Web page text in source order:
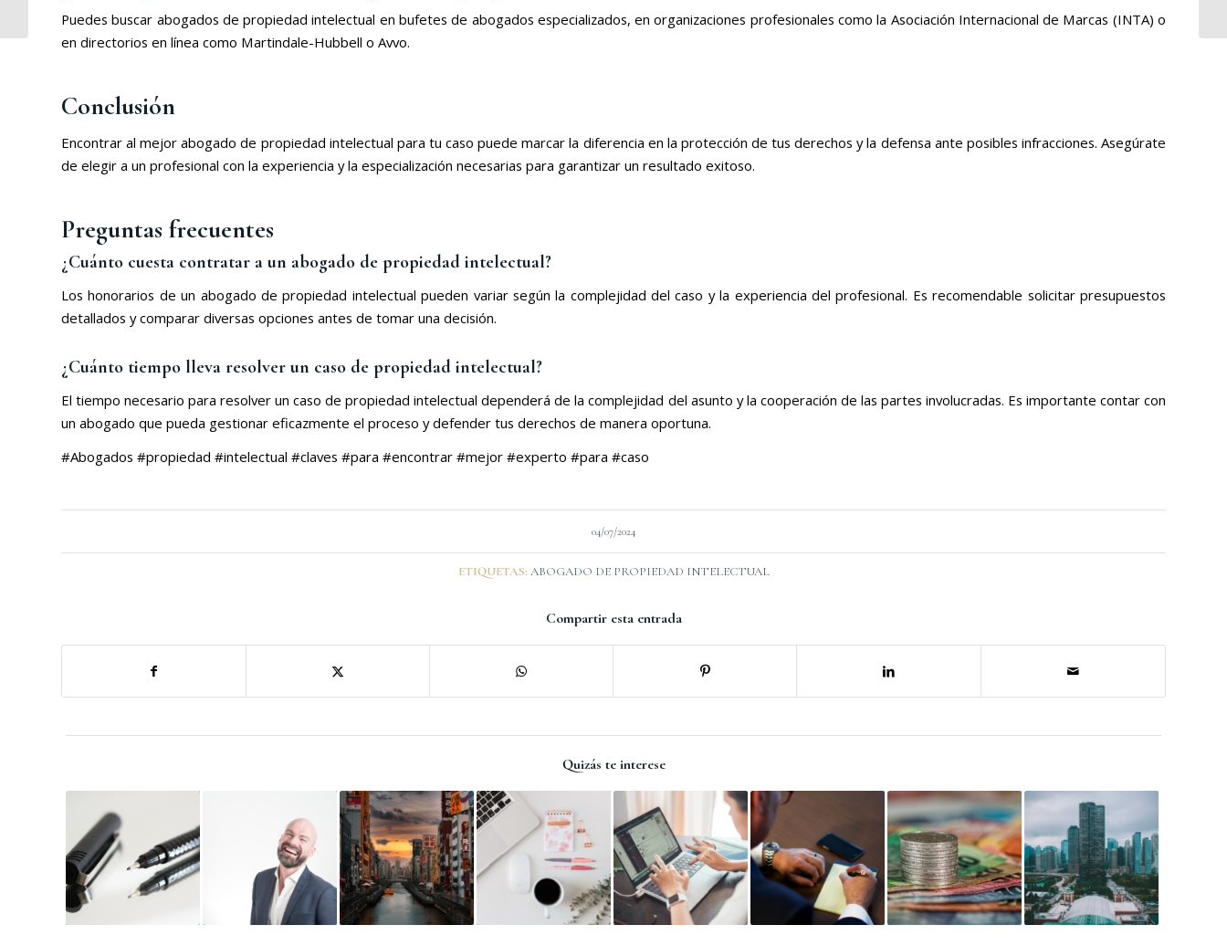
Puedes buscar abogados de propiedad intelectual en bufetes de abogados especializados, en organizaciones profesionales como la Asociación Internacional de Marcas (INTA) o
en directorios en línea como Martindale-Hubbell o Avvo.
Conclusión
Encontrar al mejor abogado de propiedad intelectual para tu caso puede marcar la diferencia en la protección de tus derechos y la defensa ante posibles infracciones. Asegúrate
de elegir a un profesional con la experiencia y la especialización necesarias para garantizar un resultado exitoso.
Preguntas frecuentes
¿Cuánto cuesta contratar a un abogado de propiedad intelectual?
Los honorarios de un abogado de propiedad intelectual pueden variar según la complejidad del caso y la experiencia del profesional. Es recomendable solicitar presupuestos
detallados y comparar diversas opciones antes de tomar una decisión.
¿Cuánto tiempo lleva resolver un caso de propiedad intelectual?
El tiempo necesario para resolver un caso de propiedad intelectual dependerá de la complejidad del asunto y la cooperación de las partes involucradas. Es importante contar con
un abogado que pueda gestionar eficazmente el proceso y defender tus derechos de manera oportuna.
#Abogados #propiedad #intelectual #claves #para #encontrar #mejor #experto #para #caso
04/07/2024
ETIQUETAS: ABOGADO DE PROPIEDAD INTELECTUAL
Compartir esta entrada
Quizás te interese